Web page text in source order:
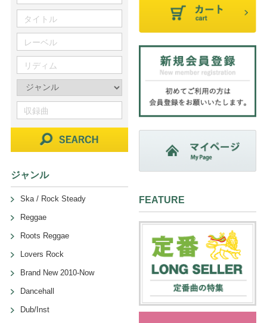
ジャンル
Ska / Rock Steady
Reggae
Roots Reggae
Lovers Rock
Brand New 2010-Now
Dancehall
Dub/Inst
FEATURE